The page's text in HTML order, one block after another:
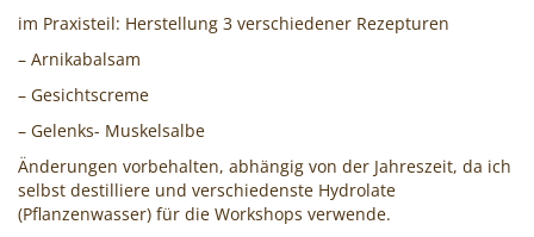
im Praxisteil: Herstellung 3 verschiedener Rezepturen
– Arnikabalsam
– Gesichtscreme
– Gelenks- Muskelsalbe
Änderungen vorbehalten, abhängig von der Jahreszeit, da ich
selbst destilliere und verschiedenste Hydrolate
(Pflanzenwasser) für die Workshops verwende.